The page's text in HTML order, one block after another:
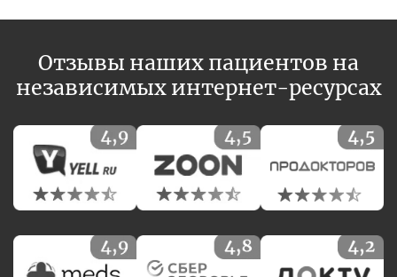
Отзывы наших пациентов на
независимых интернет-ресурсах